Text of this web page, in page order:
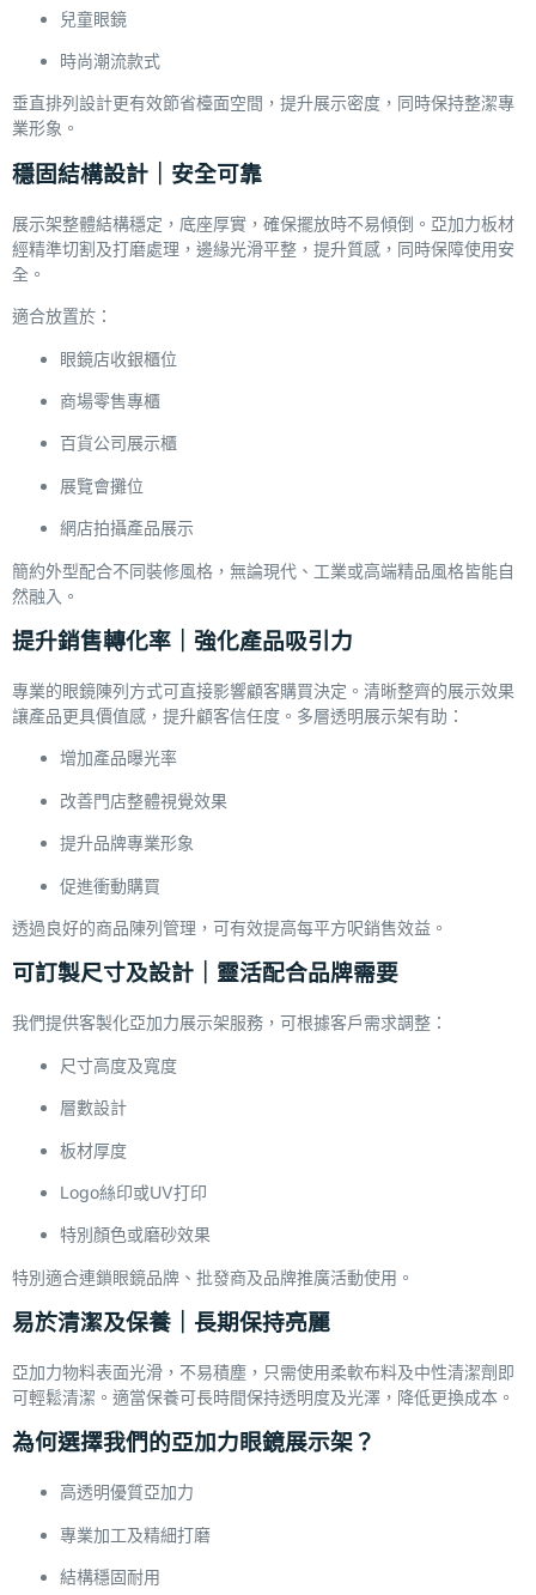
兒童眼鏡
時尚潮流款式
垂直排列設計更有效節省檯面空間，提升展示密度，同時保持整潔專
業形象。
穩固結構設計｜安全可靠
展示架整體結構穩定，底座厚實，確保擺放時不易傾倒。亞加力板材
經精準切割及打磨處理，邊緣光滑平整，提升質感，同時保障使用安
全。
適合放置於：
眼鏡店收銀櫃位
商場零售專櫃
百貨公司展示櫃
展覽會攤位
網店拍攝產品展示
簡約外型配合不同裝修風格，無論現代、工業或高端精品風格皆能自
然融入。
提升銷售轉化率｜強化產品吸引力
專業的眼鏡陳列方式可直接影響顧客購買決定。清晰整齊的展示效果
讓產品更具價值感，提升顧客信任度。多層透明展示架有助：
增加產品曝光率
改善門店整體視覺效果
提升品牌專業形象
促進衝動購買
透過良好的商品陳列管理，可有效提高每平方呎銷售效益。
可訂製尺寸及設計｜靈活配合品牌需要
我們提供客製化亞加力展示架服務，可根據客戶需求調整：
尺寸高度及寬度
層數設計
板材厚度
Logo絲印或UV打印
特別顏色或磨砂效果
特別適合連鎖眼鏡品牌、批發商及品牌推廣活動使用。
易於清潔及保養｜長期保持亮麗
亞加力物料表面光滑，不易積塵，只需使用柔軟布料及中性清潔劑即
可輕鬆清潔。適當保養可長時間保持透明度及光澤，降低更換成本。
為何選擇我們的亞加力眼鏡展示架？
高透明優質亞加力
專業加工及精細打磨
結構穩固耐用